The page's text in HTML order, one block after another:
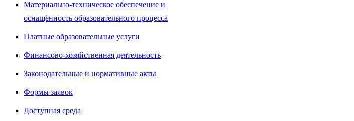
Материально-техническое обеспечение и
оснащённость образовательного процесса
Платные образовательные услуги
Финансово-хозяйственная деятельность
Законодательные и нормативные акты
Формы заявок
Доступная среда